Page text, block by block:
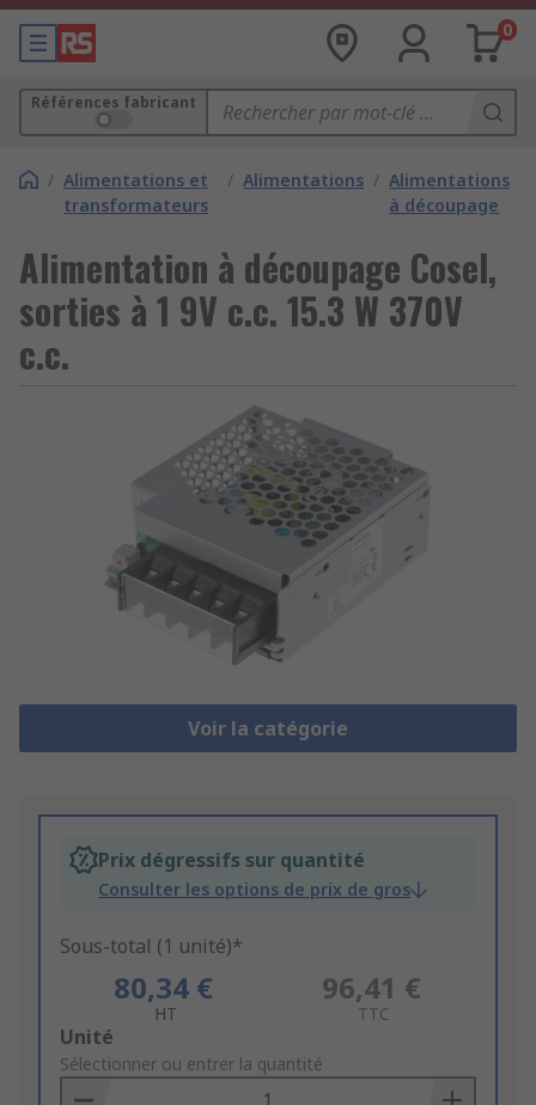
0
Références fabricant
/ Alimentations et
transformateurs
/ Alimentations / Alimentations
à découpage
Alimentation à découpage Cosel,
sorties à 1 9V c.c. 15.3 W 370V
c.c.
Voir la catégorie
Prix dégressifs sur quantité
Consulter les options de prix de gros
Sous-total (1 unité)*
80,34 €
HT
96,41 €
TTC
Add
to
Basket
Unité
Sélectionner ou entrer la quantité